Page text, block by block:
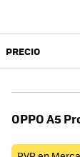
PRECIO
OPPO A5